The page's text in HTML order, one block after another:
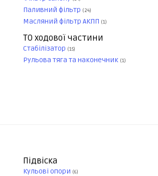
Паливний фільтр (24)
Масляний фільтр АКПП (1)
ТО ходової частини
Стабілізатор (15)
Рульова тяга та наконечник (1)
Підвіска
Кульові опори (6)